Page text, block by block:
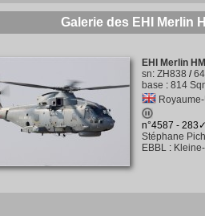
Galerie des EHI Merlin
EHI Merlin
sn: ZH838 /64
base : 814
n°4587 - 283✓
Stéphane
EBBL: